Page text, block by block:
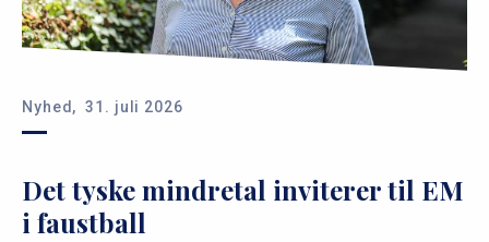
Nyhed, 31. juli 2026
Det tyske mindretal inviterer til EM
i faustball